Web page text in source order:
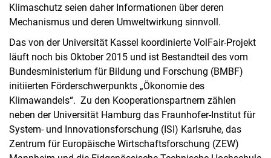
Klimaschutz seien daher Informationen über deren
Mechanismus und deren Umweltwirkung sinnvoll.
Das von der Universität Kassel koordinierte VolFair-Projekt
läuft noch bis Oktober 2015 und ist Bestandteil des vom
Bundesministerium für Bildung und Forschung (BMBF)
initiierten Förderschwerpunkts „Ökonomie des
Klimawandels“. Zu den Kooperationspartnern zählen
neben der Universität Hamburg das Fraunhofer-Institut für
System- und Innovationsforschung (ISI) Karlsruhe, das
Zentrum für Europäische Wirtschaftsforschung (ZEW)